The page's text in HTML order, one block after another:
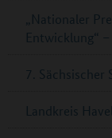
„Nationaler
Entwicklung“
7. Sächsischer
Landkreis